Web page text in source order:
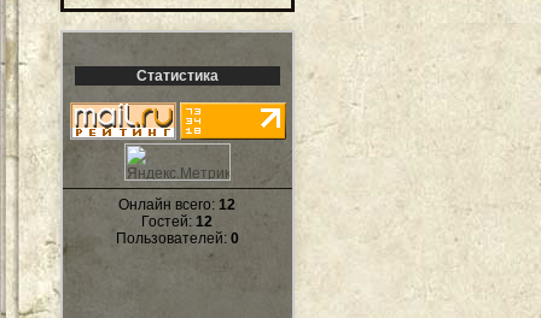
Статистика
Онлайн всего:12
Гостей:12
Пользователей: 0